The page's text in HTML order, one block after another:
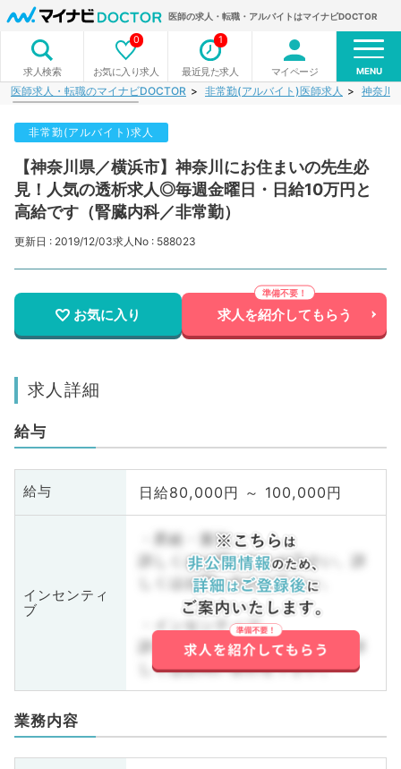
医師の求人・転職・アルバイトはマイナビDOCTOR
求人検索 お気に入り求人
0
最近見た求人
1
マイページ MENU
医師求人・転職のマイナビDOCTOR 非常勤(アルバイト)医師求人 神奈川
非常勤(アルバイト)求人
【神奈川県／横浜市】神奈川にお住まいの先生必
見！人気の透析求人◎毎週金曜日・日給10万円と
高給です（腎臓内科／非常勤）
更新日 : 2019/12/03求人No : 588023
お気に入り 求人を紹介してもらう
求人詳細
給与
給与 日給80,000円 ～ 100,000円
インセンティ
ブ
・昇給・賞与
詳しくはお問い合わせ下さい。詳
しくはお問い合わせ下さい。
・インセンティブ
詳しくはお問い合わせ下さい。詳
しくはお問い合わせ下さい。
業務内容